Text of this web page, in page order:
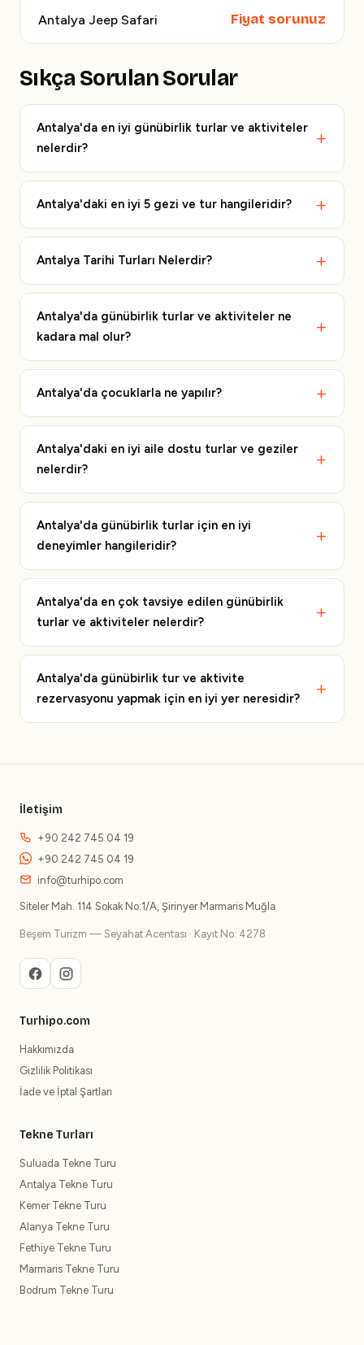
Antalya Jeep Safari Fiyat sorunuz
Sıkça Sorulan Sorular
Antalya'da en iyi günübirlik turlar ve aktiviteler
nelerdir?
Antalya'daki en iyi 5 gezi ve tur hangileridir?
Antalya Tarihi Turları Nelerdir?
Antalya'da günübirlik turlar ve aktiviteler ne
kadara mal olur?
Antalya'da çocuklarla ne yapılır?
Antalya'daki en iyi aile dostu turlar ve geziler
nelerdir?
Antalya'da günübirlik turlar için en iyi
deneyimler hangileridir?
Antalya'da en çok tavsiye edilen günübirlik
turlar ve aktiviteler nelerdir?
Antalya'da günübirlik tur ve aktivite
rezervasyonu yapmak için en iyi yer neresidir?
İletişim
+90 242 745 04 19
+90 242 745 04 19
info@turhipo.com
Siteler Mah. 114 Sokak No:1/A, Şirinyer Marmaris Muğla
Beşem Turizm — Seyahat Acentası · Kayıt No: 4278
Turhipo.com
Hakkımızda
Gizlilik Politikası
İade ve İptal Şartları
Tekne Turları
Suluada Tekne Turu
Antalya Tekne Turu
Kemer Tekne Turu
Alanya Tekne Turu
Fethiye Tekne Turu
Marmaris Tekne Turu
Bodrum Tekne Turu